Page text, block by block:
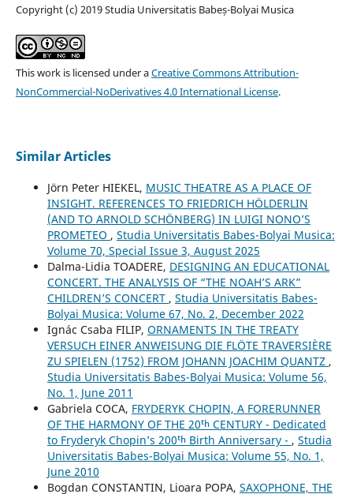
Copyright (c) 2019 Studia Universitatis Babeș-Bolyai Musica
This work is licensed under aCreative Commons Attribution-
NonCommercial-NoDerivatives 4.0 International License.
Similar Articles
Jörn Peter HIEKEL, MUSIC THEATRE AS A PLACE OF
INSIGHT. REFERENCES TO FRIEDRICH HÖLDERLIN
(AND TO ARNOLD SCHÖNBERG) IN LUIGI NONO’S
PROMETEO , Studia Universitatis Babes-Bolyai Musica:
Volume 70, Special Issue 3, August 2025
Dalma-Lidia TOADERE, DESIGNING AN EDUCATIONAL
CONCERT. THE ANALYSIS OF “THE NOAH’S ARK”
CHILDREN’S CONCERT , Studia Universitatis Babes-
Bolyai Musica: Volume 67, No. 2, December 2022
Ignác Csaba FILIP, ORNAMENTS IN THE TREATY
VERSUCH EINER ANWEISUNG DIE FLÖTE TRAVERSIÈRE
ZU SPIELEN (1752) FROM JOHANN JOACHIM QUANTZ ,
Studia Universitatis Babes-Bolyai Musica: Volume 56,
No. 1, June 2011
Gabriela COCA, FRYDERYK CHOPIN, A FORERUNNER
OF THE HARMONY OF THE 20ᵗʰ CENTURY - Dedicated
to Fryderyk Chopin’s 200ᵗʰ Birth Anniversary - , Studia
Universitatis Babes-Bolyai Musica: Volume 55, No. 1,
June 2010
Bogdan CONSTANTIN, Lioara POPA, SAXOPHONE, THE